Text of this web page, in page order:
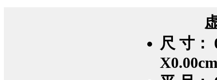
尺 寸：